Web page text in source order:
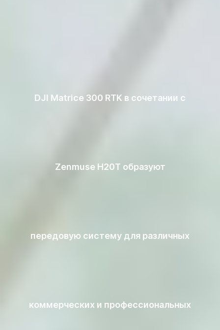
DJI Matrice 300 RTK в сочетании с
Zenmuse H20T образуют
передовую систему для различных
коммерческих и профессиональных